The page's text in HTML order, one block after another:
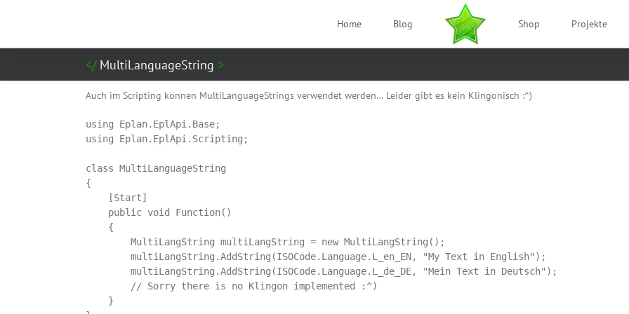
Home Blog Shop Projekte
MultiLanguageString
Auch im Scripting können MultiLanguageStrings verwendet werden… Leider gibt es kein Klingonisch :^)
using Eplan.EplApi.Base;
using Eplan.EplApi.Scripting;
class MultiLanguageString
{
    [Start]
    public void Function()
    {
        MultiLangString multiLangString = new MultiLangString();
        multiLangString.AddString(ISOCode.Language.L_en_EN, "My Text in English");
        multiLangString.AddString(ISOCode.Language.L_de_DE, "Mein Text in Deutsch");
        // Sorry there is no Klingon implemented :^)
    }